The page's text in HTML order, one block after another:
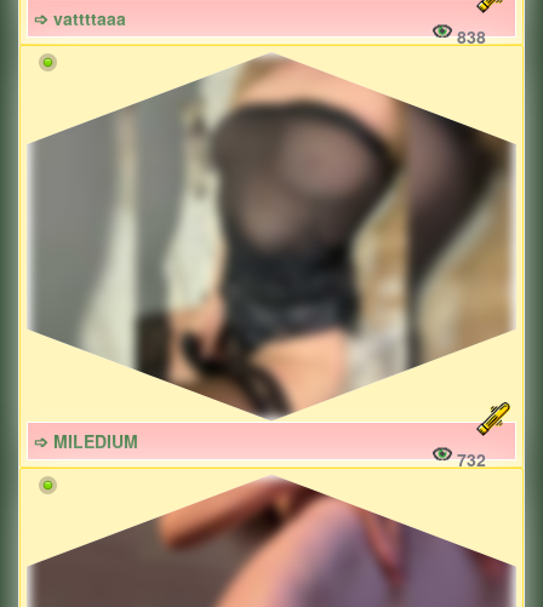
➩ vattttaaa
838
➩ MILEDIUM
732